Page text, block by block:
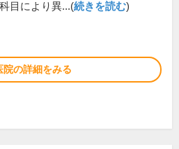
目により異...(続きを読む)
院の詳細をみる